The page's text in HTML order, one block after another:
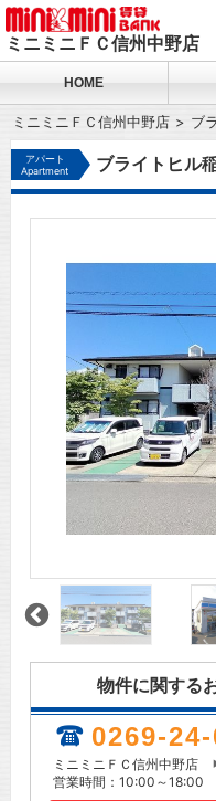
ミニミニＦＣ信州中野店
HOME
ミニミニＦＣ信州中野店 ブ
アパート
Apartment
ブライトヒル
物件に関する
0269-
ミニミニＦＣ信州中野店
営業時間：10:00～18:00